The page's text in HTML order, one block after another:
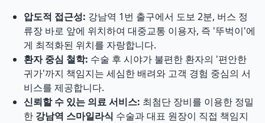
압도적 접근성: 강남역 1번 출구에서 도보 2분, 버스 정
류장 바로 앞에 위치하여 대중교통 이용자, 즉 '뚜벅이'에
게 최적화된 위치를 자랑합니다.
환자 중심 철학: 수술 후 시야가 불편한 환자의 '편안한
귀가'까지 책임지는 세심한 배려와 고객 경험 중심의 서
비스를 제공합니다.
신뢰할 수 있는 의료 서비스: 최첨단 장비를 이용한 정밀
한 강남역 스마일라식 수술과 대표 원장이 직접 책임지